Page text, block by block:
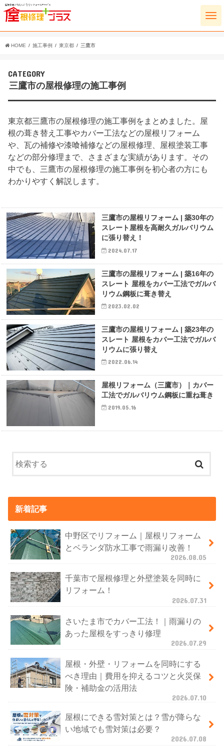
HOME 施工事例 東京都 三鷹市
CATEGORY
三鷹市の屋根修理の施工事例
東京都三鷹市の屋根修理の施工事例をまとめました。屋
根の葺き替え工事やカバー工法などの屋根リフォーム
や、瓦の補修や漆喰補修などの屋根修理、屋根塗装工事
などの部分修理まで、さまざまな実績があります。その
中でも、三鷹市の屋根修理の施工事例を初心者の方にも
わかりやすく解説します。
三鷹市の屋根リフォーム | 築30年の
スレート屋根を高耐久ガルバリウム
に張り替え！
2024.07.17
三鷹市の屋根リフォーム | 築16年の
スレート 屋根をカバー工法でガルバ
リウム鋼板に葺き替え
2023.02.02
三鷹市の屋根リフォーム | 築23年の
スレート 屋根をカバー工法でガルバ
リウムに張り替え
2022.06.14
屋根リフォーム（三鷹市）｜カバー
工法でガルバリウム鋼板に重ね葺き
2019.05.16
新着記事
中野区でリフォーム｜屋根リフォーム
とベランダ防水工事で雨漏り改善！
2026.08.05
千葉市で屋根修理と外壁塗装を同時に
リフォーム！
2026.07.31
さいたま市でカバー工法！｜雨漏りの
あった屋根をすっきり修理
2026.07.29
屋根・外壁・リフォームを同時にする
べき理由｜費用を抑えるコツと火災保
険・補助金の活用法
2026.07.10
屋根にできる雪対策とは？雪が降らな
い地域でも雪対策は必要？
2026.07.08